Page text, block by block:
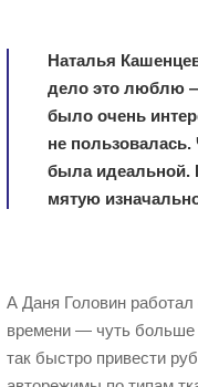
Наталья
дело это люблю —
было очень
не
была идеальной.
мятую
А Даня Головин
времени — чуть больше
так быстро привести